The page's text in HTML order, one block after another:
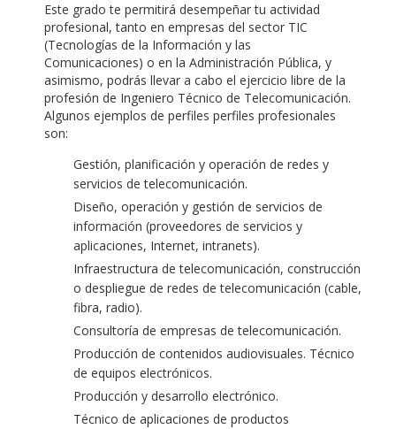
Este grado te permitirá desempeñar tu actividad
profesional, tanto en empresas del sector TIC
(Tecnologías de la Información y las
Comunicaciones) o en la Administración Pública, y
asimismo, podrás llevar a cabo el ejercicio libre de la
profesión de Ingeniero Técnico de Telecomunicación.
Algunos ejemplos de perfiles perfiles profesionales
son:
Gestión, planificación y operación de redes y
servicios de telecomunicación.
Diseño, operación y gestión de servicios de
información (proveedores de servicios y
aplicaciones, Internet, intranets).
Infraestructura de telecomunicación, construcción
o despliegue de redes de telecomunicación (cable,
fibra, radio).
Consultoría de empresas de telecomunicación.
Producción de contenidos audiovisuales. Técnico
de equipos electrónicos.
Producción y desarrollo electrónico.
Técnico de aplicaciones de productos